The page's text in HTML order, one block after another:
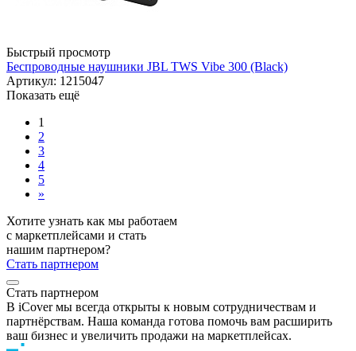
Быстрый просмотр
Беспроводные наушники JBL TWS Vibe 300 (Black)
Артикул: 1215047
Показать ещё
1
2
3
4
5
»
Хотите узнать как мы работаем
с маркетплейсами и стать
нашим партнером?
Стать партнером
Стать партнером
В iCover мы всегда открыты к новым сотрудничествам и
партнёрствам. Наша команда готова помочь вам расширить
ваш бизнес и увеличить продажи на маркетплейсах.